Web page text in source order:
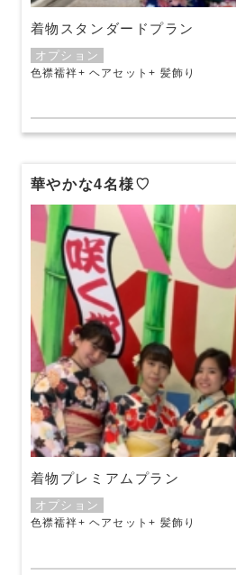
着物スタンダードプラン
オプション
色襟襦袢 ヘアセット 髪飾り
華やかな4名様♡
着物プレミアムプラン
オプション
色襟襦袢 ヘアセット 髪飾り